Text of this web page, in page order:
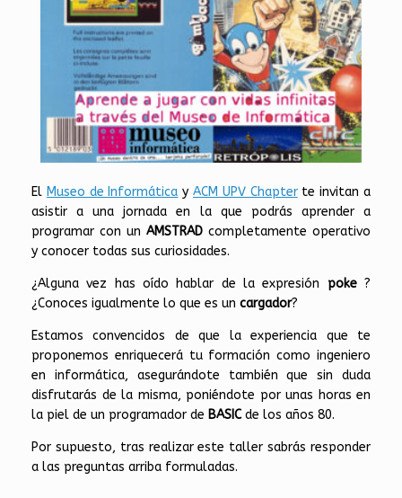
El Museo de Informática yACM UPV Chapterte invitan a
asistir a una jornada en la que podrás aprender a
programar con un AMSTRAD completamente operativo
y conocer todas sus curiosidades.
¿Alguna vez has oído hablar de la expresión poke?
¿Conoces igualmente lo que es un cargador?
Estamos convencidos de que la experiencia que te
proponemos enriquecerá tu formación como ingeniero
en informática, asegurándote también que sin duda
disfrutarás de la misma, poniéndote por unas horas en
la piel de un programador de BASICde los años 80.
Por supuesto, tras realizar este taller sabrás responder
a las preguntas arriba formuladas.